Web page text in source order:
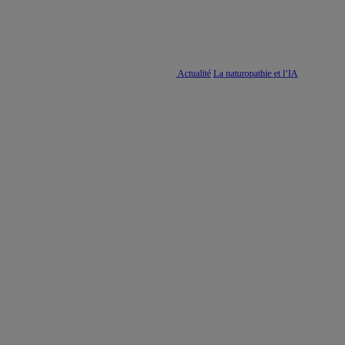
Actualité La naturopathie et l’IA